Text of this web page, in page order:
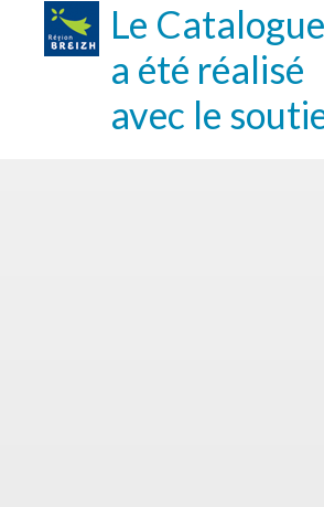
Le
a été réalisé
avec le